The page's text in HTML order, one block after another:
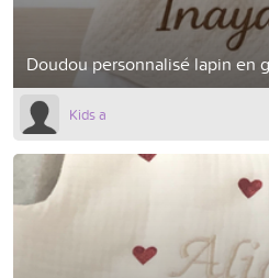
Doudou personnalisé lapin en
Kids a